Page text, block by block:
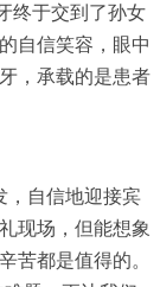
终于交到了孙女
自信笑容，眼中
，承载的是患者
，自信地迎接宾
现场，但能想象
苦都是值得的。